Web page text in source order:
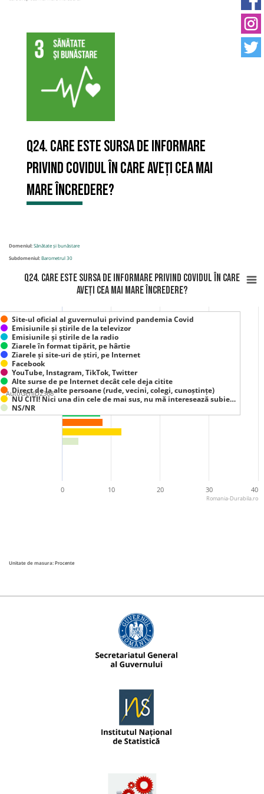
Q24. Care este sursa de informare
privind Covidul în care aveți cea mai
mare încredere?
Domeniul:Sănătate și bunăstare
Subdomeniul:Barometrul 30
Q24. Care este sursa de informare privind Covidul în care
aveți cea mai mare încredere?
Site-ul oficial al guvernului privind pandemia Covid
Emisiunile și știrile de la televizor
Emisiunile și știrile de la radio
Ziarele în format tipărit, pe hârtie
Ziarele și site-uri de știri, pe Internet
Facebook
YouTube, Instagram, TikTok, Twitter
Alte surse de pe Internet decât cele deja citite
Direct de la alte persoane (rude, vecini, colegi, cunoștințe)
NU CITI! Nici una din cele de mai sus, nu mă interesează subie…
NS/NR
AutoGenID2368
0 10 20 30 40
Romania-Durabila.ro
Unitate de masura:Procente